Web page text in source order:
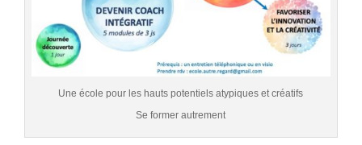
Une école pour les hauts potentiels atypiques et créatifs
Se former autrement